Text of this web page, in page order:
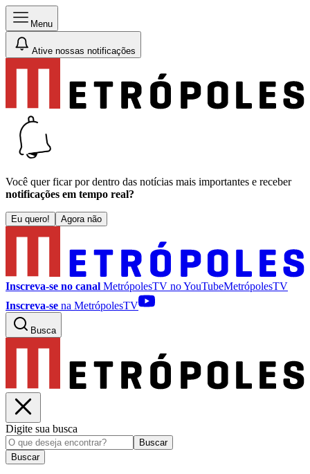
Menu
Ative nossas notificações
Você quer ficar por dentro das notícias mais importantes e receber
notificações em tempo real?
Eu quero! Agora não
Inscreva-se no canal MetrópolesTV noYouTubeMetrópolesTV
Inscreva-se na MetrópolesTV
Busca
Digite sua busca
Buscar
Buscar